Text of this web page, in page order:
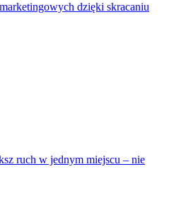
dzięki skracaniu
ruch w jednym miejscu – nie